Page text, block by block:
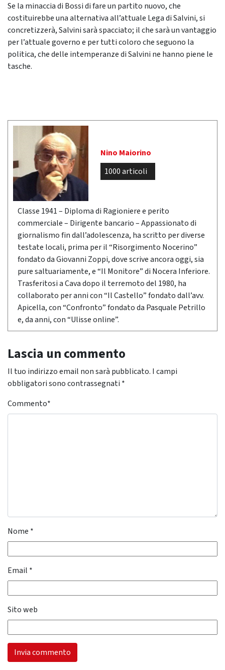
Se la minaccia di Bossi di fare un partito nuovo, che
costituirebbe una alternativa all’attuale Lega di Salvini, si
concretizzerà, Salvini sarà spacciato; il che sarà un vantaggio
per l’attuale governo e per tutti coloro che seguono la
politica, che delle intemperanze di Salvini ne hanno piene le
tasche.
Nino Maiorino
1000 articoli
Classe 1941 – Diploma di Ragioniere e perito
commerciale – Dirigente bancario – Appassionato di
giornalismo fin dall’adolescenza, ha scritto per diverse
testate locali, prima per il “Risorgimento Nocerino”
fondato da Giovanni Zoppi, dove scrive ancora oggi, sia
pure saltuariamente, e “Il Monitore” di Nocera Inferiore.
Trasferitosi a Cava dopo il terremoto del 1980, ha
collaborato per anni con “Il Castello” fondato dall’avv.
Apicella, con “Confronto” fondato da Pasquale Petrillo
e, da anni, con “Ulisse online”.
Lascia un commento
Il tuo indirizzo email non sarà pubblicato. I campi
obbligatori sono contrassegnati *
Commento*
Nome *
Email *
Sito web